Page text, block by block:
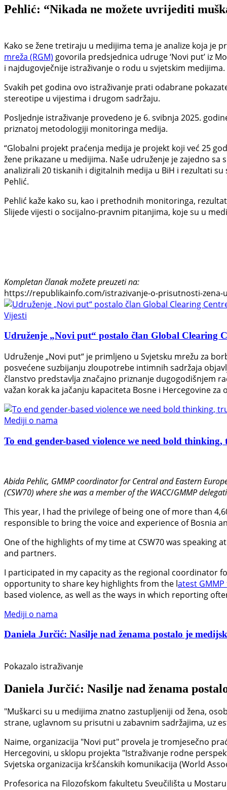
Pehlić: “Nikada ne možete uvrijediti
Kako se žene tretiraju u medijima tema je analize koja je
mreža (RGM) govorila predsjednica udruge ‘Novi put’ iz
i najdugovječnije istraživanje o rodu u svjetskim medijima.
Svakih pet godina ovo istraživanje prati odabrane
stereotipe u vijestima i drugom sadržaju.
Posljednje istraživanje provedeno je 6. svibnja 2025.
priznatoj metodologiji monitoringa medija.
“Globalni projekt praćenja medija je projekt koji već 25
žene prikazane u medijima. Naše udruženje je zajedno
analizirali 20 tiskanih i digitalnih medija u BiH i rezultati
Pehlić.
Pehlić kaže kako su, kao i prethodnih monitoringa,
Slijede vijesti o socijalno-pravnim pitanjima, koje su u
Kompletan članak možete preuzeti na:
https://republikainfo.com/istrazivanje-o-prisutnosti-
Vijesti
Udruženje „Novi put“ postalo član Global Clearing
Udruženje „Novi put“ je primljeno u Svjetsku mrežu za
posvećene suzbijanju zloupotrebe intimnih sadržaja
članstvo predstavlja značajno priznanje dugogodišnjem
važan korak ka jačanju kapaciteta Bosne i Hercegovine
Mediji o nama
To end gender-based violence we need bold
Abida Pehlic, GMMP coordinator for Central and Eastern
(CSW70) where she was a member of the WACC/GMMP
This year, I had the privilege of being one of more than
responsible to bring the voice and experience of Bosnia
One of the highlights of my time at CSW70 was speaking
and partners.
I participated in my capacity as the regional coordinator
opportunity to share key highlights from the latest
based violence, as well as the ways in which reporting
Mediji o nama
Daniela Jurčić: Nasilje nad ženama postalo je
Pokazalo istraživanje
Daniela Jurčić: Nasilje nad ženama
"Muškarci su u medijima znatno zastupljeniji od žena,
strane, uglavnom su prisutni u zabavnim sadržajima, uz
Naime, organizacija "Novi put" provela je tromjesečno
Hercegovini, u sklopu projekta "Istraživanje rodne
Svjetska organizacija kršćanskih komunikacija (World
Profesorica na Filozofskom fakultetu Sveučilišta u